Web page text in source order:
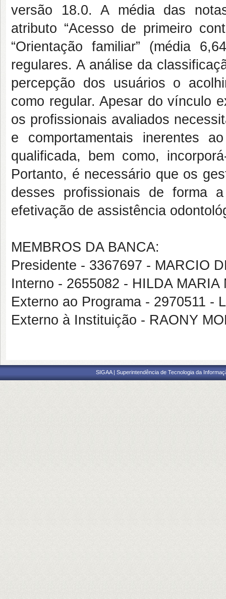
versão 18.0. A média das
atributo “Acesso de primeiro
“Orientação familiar” (média
regulares. A análise da
percepção dos usuários o
como regular. Apesar do vínculo
os profissionais avaliados
e comportamentais inerentes
qualificada, bem como,
Portanto, é necessário que os
desses profissionais de forma
efetivação de assistência
MEMBROS DA BANCA:
Presidente - 3367697 - MARCIO
Interno - 2655082 - HILDA
Externo ao Programa - 2970511 -
Externo à Instituição - RAONY
SIGAA | Superintendência de Tecnologia da